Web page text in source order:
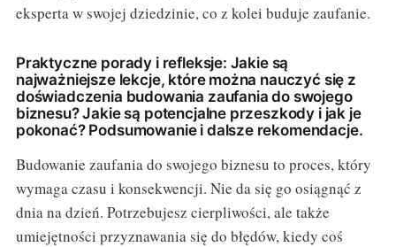
eksperta w swojej dziedzinie, co z kolei buduje zaufanie.
Praktyczne porady i refleksje: Jakie są
najważniejsze lekcje, które można nauczyć się z
doświadczenia budowania zaufania do swojego
biznesu? Jakie są potencjalne przeszkody i jak je
pokonać? Podsumowanie i dalsze rekomendacje.
Budowanie zaufania do swojego biznesu to proces, który
wymaga czasu i konsekwencji. Nie da się go osiągnąć z
dnia na dzień. Potrzebujesz cierpliwości, ale także
umiejętności przyznawania się do błędów, kiedy coś